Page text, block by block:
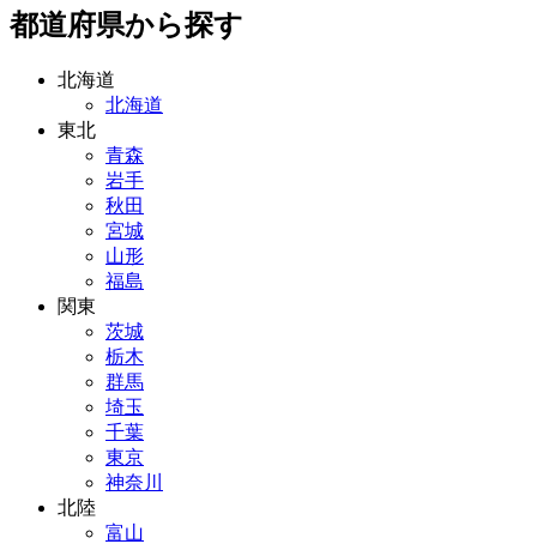
都道府県から探す
北海道
北海道
東北
青森
岩手
秋田
宮城
山形
福島
関東
茨城
栃木
群馬
埼玉
千葉
東京
神奈川
北陸
富山